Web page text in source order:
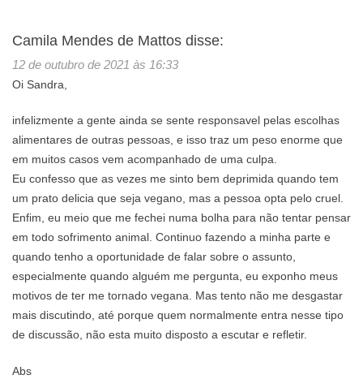
Camila Mendes de Mattos disse:
12 de outubro de 2021 às 16:33
Oi Sandra,
infelizmente a gente ainda se sente responsavel pelas escolhas
alimentares de outras pessoas, e isso traz um peso enorme que
em muitos casos vem acompanhado de uma culpa.
Eu confesso que as vezes me sinto bem deprimida quando tem
um prato delicia que seja vegano, mas a pessoa opta pelo cruel.
Enfim, eu meio que me fechei numa bolha para não tentar pensar
em todo sofrimento animal. Continuo fazendo a minha parte e
quando tenho a oportunidade de falar sobre o assunto,
especialmente quando alguém me pergunta, eu exponho meus
motivos de ter me tornado vegana. Mas tento não me desgastar
mais discutindo, até porque quem normalmente entra nesse tipo
de discussão, não esta muito disposto a escutar e refletir.
Abs